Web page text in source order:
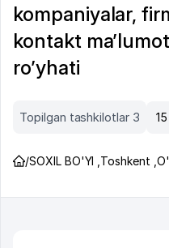
kompaniyalar,
kontakt
ro’yhati
Topilgan tashkilotlar 3
/SOXIL BO'YI Toshkent